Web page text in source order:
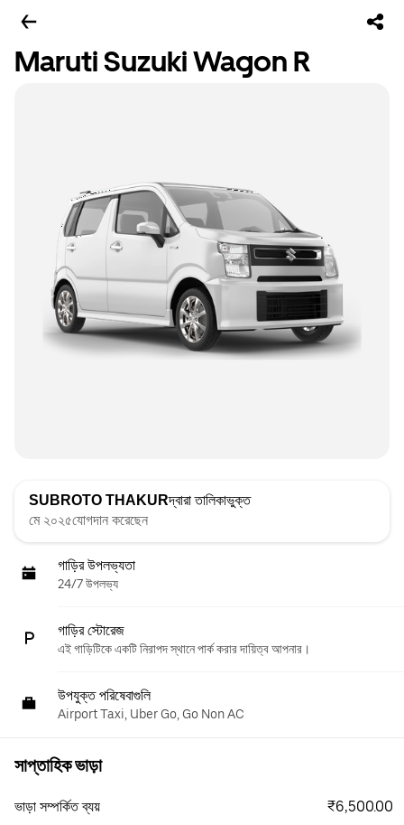
Maruti Suzuki Wagon R
SUBROTO THAKURদ্বারা তালিকাভুক্ত
মে ২০২৫যোগদান করেছেন
গাড়ির উপলভ্যতা
24/7 উপলভ্য
গাড়ির স্টোরেজ
এই গাড়িটিকে একটি নিরাপদ স্থানে পার্ক করার দায়িত্ব আপনার।
উপযুক্ত পরিষেবাগুলি
Airport Taxi, Uber Go, Go Non AC
সাপ্তাহিক ভাড়া
ভাড়া সম্পর্কিত ব্যয় ₹6,500.00